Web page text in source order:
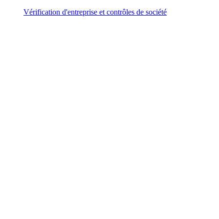
Vérification d'entreprise et contrôles de société